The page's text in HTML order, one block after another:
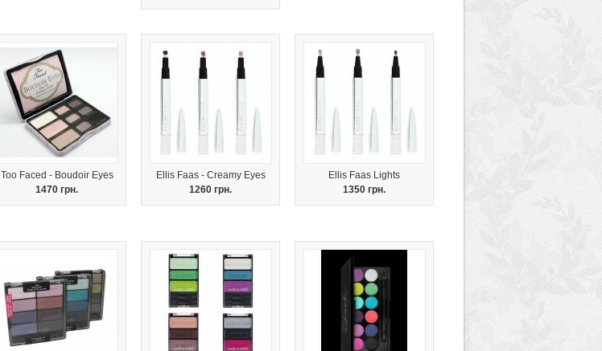
Too Faced - Boudoir Eyes
1470 грн.
Ellis Faas - Creamy Eyes
1260 грн.
Ellis Faas Lights
1350 грн.